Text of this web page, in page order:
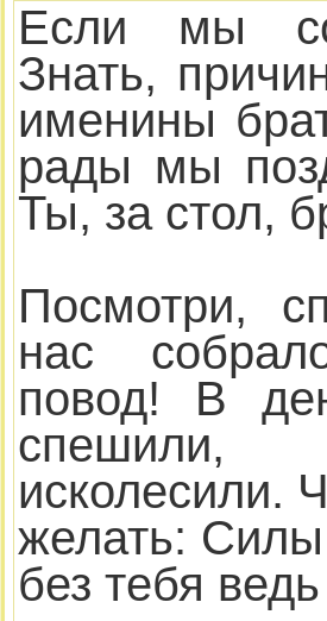
Если мы
Знать,
именины
рады мы
Ты, за стол,
Посмотри,
нас
повод! В
исколесили.
желать:
без тебя